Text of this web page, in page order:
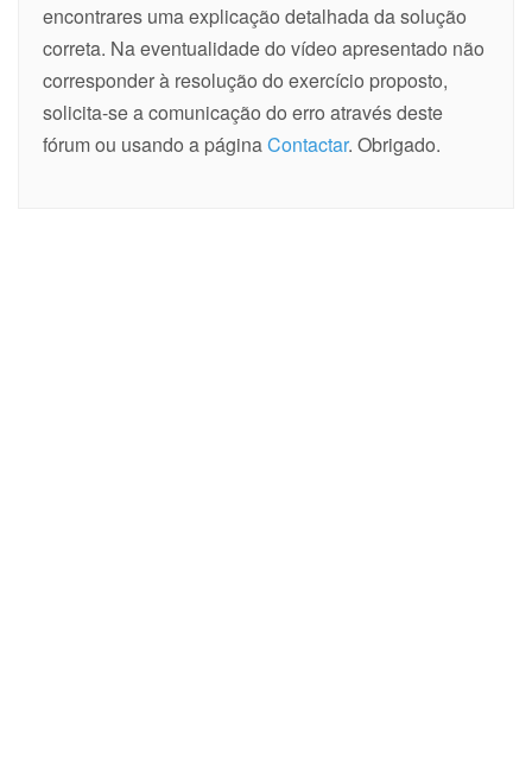
encontrares uma explicação detalhada da solução
correta. Na eventualidade do vídeo apresentado não
corresponder à resolução do exercício proposto,
solicita-se a comunicação do erro através deste
fórum ou usando a páginaContactar. Obrigado.